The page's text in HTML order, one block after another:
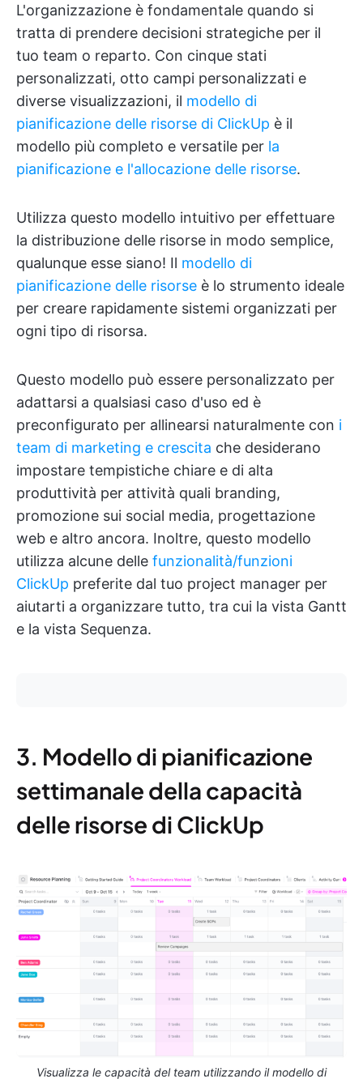
L'organizzazione è fondamentale quando si
tratta di prendere decisioni strategiche per il
tuo team o reparto. Con cinque stati
personalizzati, otto campi personalizzati e
diverse visualizzazioni, il modello di
pianificazione delle risorse di ClickUp è il
modello più completo e versatile per la
pianificazione e l'allocazione delle risorse.
Utilizza questo modello intuitivo per effettuare
la distribuzione delle risorse in modo semplice,
qualunque esse siano! Il modello di
pianificazione delle risorse è lo strumento ideale
per creare rapidamente sistemi organizzati per
ogni tipo di risorsa.
Questo modello può essere personalizzato per
adattarsi a qualsiasi caso d'uso ed è
preconfigurato per allinearsi naturalmente con i
team di marketing e crescita che desiderano
impostare tempistiche chiare e di alta
produttività per attività quali branding,
promozione sui social media, progettazione
web e altro ancora. Inoltre, questo modello
utilizza alcune delle funzionalità/funzioni
ClickUp preferite dal tuo project manager per
aiutarti a organizzare tutto, tra cui la vista Gantt
e la vista Sequenza.
3. Modello di pianificazione
settimanale della capacità
delle risorse di ClickUp
Visualizza le capacità del team utilizzando il modello di